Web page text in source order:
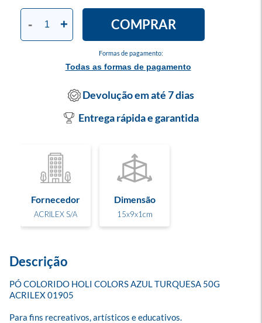
Formas de pagamento:
Todas as formas de pagamento
- + COMPRAR
Devolução em até 7 dias
Entrega rápida e garantida
Fornecedor
ACRILEX S/A
Dimensão
15x9x1cm
Descrição
PÓ COLORIDO HOLI COLORS AZUL TURQUESA 50G
ACRILEX 01905
Para fins recreativos, artísticos e educativos.